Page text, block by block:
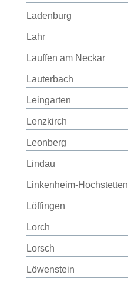
Ladenburg
Lahr
Lauffen am Neckar
Lauterbach
Leingarten
Lenzkirch
Leonberg
Lindau
Linkenheim-Hochstetten
Löffingen
Lorch
Lorsch
Löwenstein